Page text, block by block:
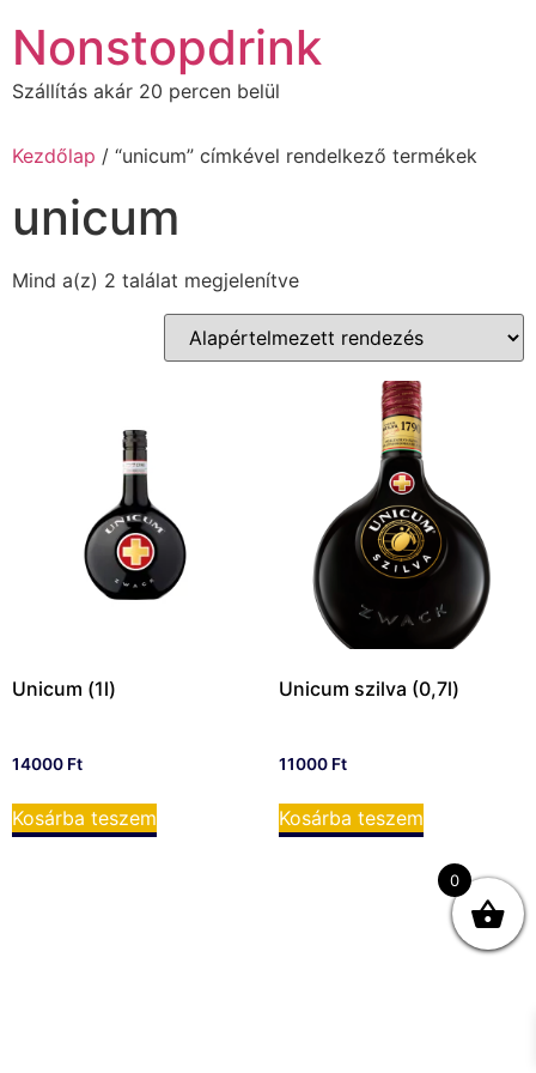
tartalomhoz
Nonstopdrink
Szállítás akár 20 percen belül
Kezdőlap / “unicum” címkével rendelkező termékek
unicum
Mind a(z) 2 találat megjelenítve
Unicum (1l)
14000 Ft
Kosárba teszem
Unicum szilva (0,7l)
11000 Ft
Kosárba teszem
0